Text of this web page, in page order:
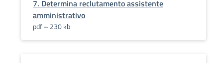
7. Determina reclutamento assistente
amministrativo
pdf – 230 kb